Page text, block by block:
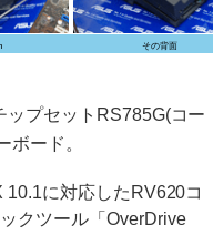
その背面
プセットRS785G(コー
ボード。
に対応したRV620コ
クツール「OverDrive